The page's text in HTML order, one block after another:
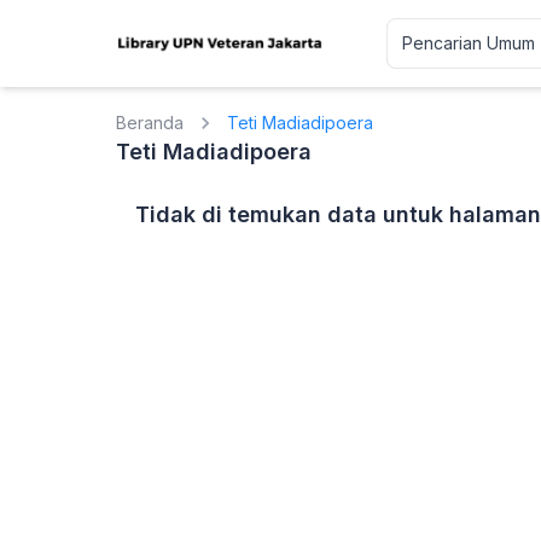
Beranda Teti Madiadipoera
Teti Madiadipoera
Tidak di temukan data untuk